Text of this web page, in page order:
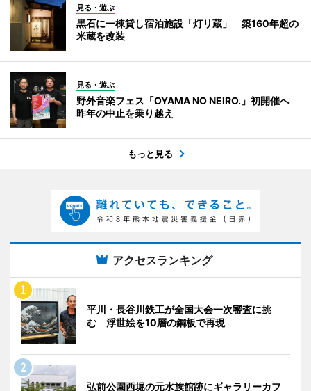
見る・遊ぶ
黒石に一棟貸し宿泊施設「灯リ蔵」 築160年超の
米蔵を改装
見る・遊ぶ
野外音楽フェス「OYAMA NO NEIRO.」初開催へ
昨年の中止を乗り越え
もっと見る
アクセスランキング
平川・長谷川鉄工が全国大会一次審査に挑
む 浮世絵を10層の鋼板で再現
弘前公園西堀の元水族館跡にギャラリーカフ